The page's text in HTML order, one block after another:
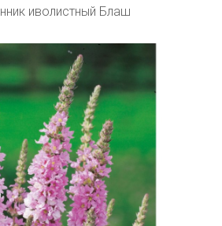
иволистный Блаш